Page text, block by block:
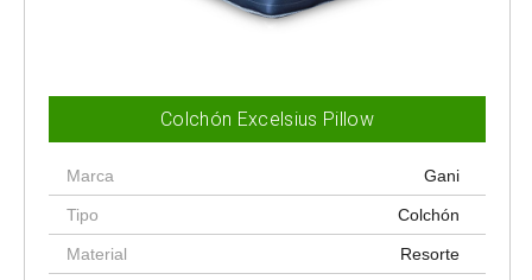
Colchón Excelsius Pillow
Marca Gani
Tipo Colchón
Material Resorte